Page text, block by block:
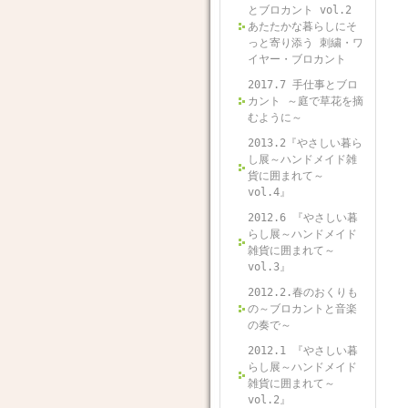
とブロカント vol.2
あたたかな暮らしにそ
っと寄り添う 刺繍・ワ
イヤー・ブロカント
2017.7 手仕事とブロ
カント ～庭で草花を摘
むように～
2013.2『やさしい暮ら
し展～ハンドメイド雑
貨に囲まれて～
vol.4』
2012.6 『やさしい暮
らし展～ハンドメイド
雑貨に囲まれて～
vol.3』
2012.2.春のおくりも
の～ブロカントと音楽
の奏で～
2012.1 『やさしい暮
らし展～ハンドメイド
雑貨に囲まれて～
vol.2』